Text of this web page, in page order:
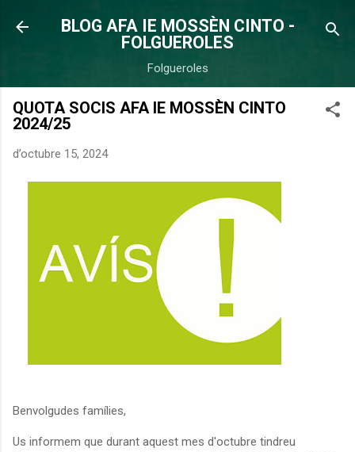
Salta al contingut principal
BLOG AFA IE MOSSÈN CINTO -
FOLGUEROLES
Folgueroles
QUOTA SOCIS AFA IE MOSSÈN CINTO
2024/25
d’octubre 15, 2024
Benvolgudes famílies,
Us informem que durant aquest mes d'octubre tindreu